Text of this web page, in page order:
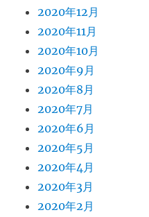
2020年12月
2020年11月
2020年10月
2020年9月
2020年8月
2020年7月
2020年6月
2020年5月
2020年4月
2020年3月
2020年2月